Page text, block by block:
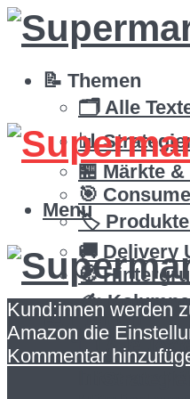
📝 Themen
🗂️ Alle
📊
🏪 Märkte
🎯
🏷️ Produkte
🚚 Delivery
🧭
✍️ Kolumne
Mitglieder
Zusatz-
Menü
📝 Themen
🗂️ Alle
Kund:innen werden
Amazon die
Kommentar